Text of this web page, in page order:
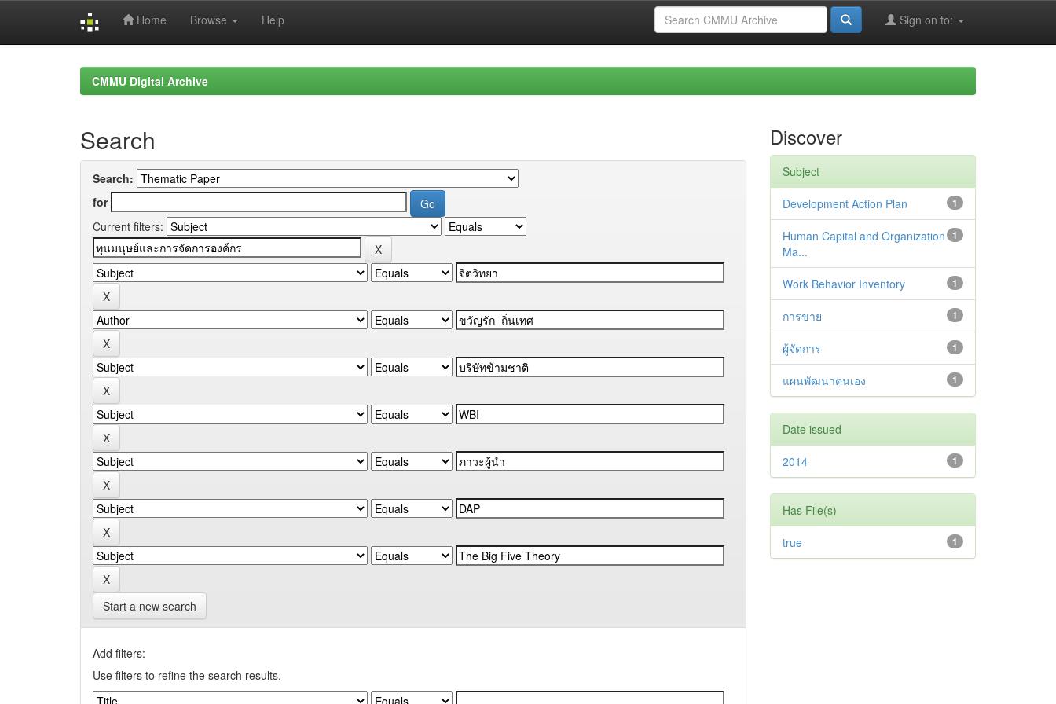
Home Browse Help Sign on to:
CMMU Digital Archive
Search
Search:
for
Current filters:
Start a new search
Add filters:
Use filters to refine the search results.
Discover
Subject
1
Development Action Plan
1
Human Capital and Organization
Ma...
1
Work Behavior Inventory
1
การขาย
1
ผู้จัดการ
1
แผนพัฒนาตนเอง
Date issued
1
2014
Has File(s)
1
true